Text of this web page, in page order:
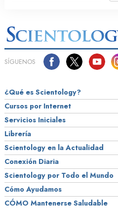
SÍGUENOS
¿Qué es Scientology?
Cursos por Internet
Servicios Iniciales
Librería
Scientology en la Actualidad
Conexión Diaria
Scientology por Todo el Mundo
Cómo Ayudamos
CÓMO Mantenerse Saludable